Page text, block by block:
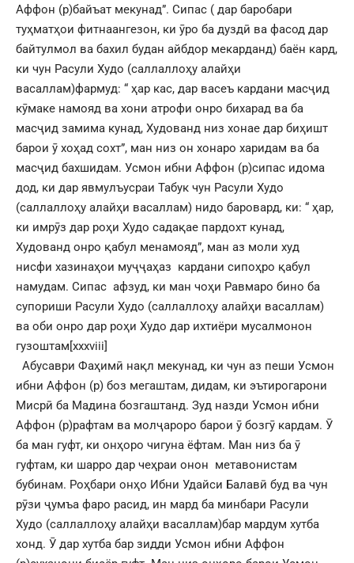
Аффон (р)байъат мекунад”. Сипас ( дар баробари
туҳматҳои фитнаангезон, ки ӯро ба дуздӣ ва фасод дар
байтулмол ва бахил будан айбдор мекарданд) баён кард,
ки чун Расули Худо (саллаллоҳу алайҳи
васаллам)фармуд: “ ҳар кас, дар васеъ кардани масҷид
кӯмаке намояд ва хони атрофи онро бихарад ва ба
масҷид замима кунад, Худованд низ хонае дар биҳишт
барои ӯ хоҳад сохт”, ман низ он хонаро харидам ва ба
масҷид бахшидам. Усмон ибни Аффон (р)сипас идома
дод, ки дар явмулъусраи Табук чун Расули Худо
(саллаллоҳу алайҳи васаллам) нидо баровард, ки: “ ҳар,
ки имрӯз дар роҳи Худо садақае пардохт кунад,
Худованд онро қабул менамояд”, ман аз моли худ
нисфи хазинаҳои муҷҷаҳаз кардани сипоҳро қабул
намудам. Сипас афзуд, ки ман чоҳи Равмаро бино ба
супориши Расули Худо (саллаллоҳу алайҳи васаллам)
ва оби онро дар роҳи Худо дар ихтиёри мусалмонон
гузоштам[xxxviii]
Абусаври Фаҳимӣ нақл мекунад, ки чун аз пеши Усмон
ибни Аффон (р) боз мегаштам, дидам, ки эътирогарони
Мисрӣ ба Мадина бозгаштанд. Зуд назди Усмон ибни
Аффон (р)рафтам ва молҷароро барои ӯ бозгӯ кардам. Ӯ
ба ман гуфт, ки онҳоро чигуна ёфтам. Ман низ ба ӯ
гуфтам, ки шарро дар чеҳраи онон метавонистам
бубинам. Роҳбари онҳо Ибни Удайси Балавӣ буд ва чун
рӯзи ҷумъа фаро расид, ин мард ба минбари Расули
Худо (саллаллоҳу алайҳи васаллам)бар мардум хутба
хонд. Ӯ дар хутба бар зидди Усмон ибни Аффон